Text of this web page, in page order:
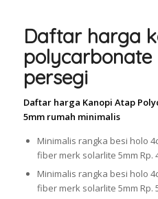
Daftar harga
polycarbonate
persegi
Daftar harga Kanopi Atap
5mm rumah minimalis
Minimalis rangka besi holo
fiber merk solarlite 5mm Rp.
Minimalis rangka besi holo
fiber merk solarlite 5mm Rp.